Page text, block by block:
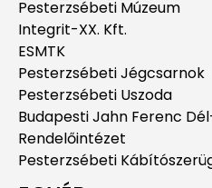
Pesterzsébeti Múzeum
Integrit-XX. Kft.
ESMTK
Pesterzsébeti Jégcsarnok
Pesterzsébeti Uszoda
Budapesti Jahn Ferenc
Rendelőintézet
Pesterzsébeti